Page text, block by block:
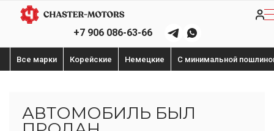
+7 906 086-63-66
Все марки Корейские Немецкие С минимальной
АВТОМОБИЛЬ БЫЛ